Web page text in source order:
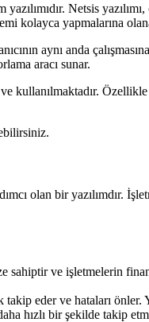
Netsis
kolayca yapmalarına
aynı anda
aracı sunar.
kullanılmaktadır.
olan bir yazılımdır.
sahiptir ve işletmelerin
eder ve hataları önler.
hızlı bir şekilde takip